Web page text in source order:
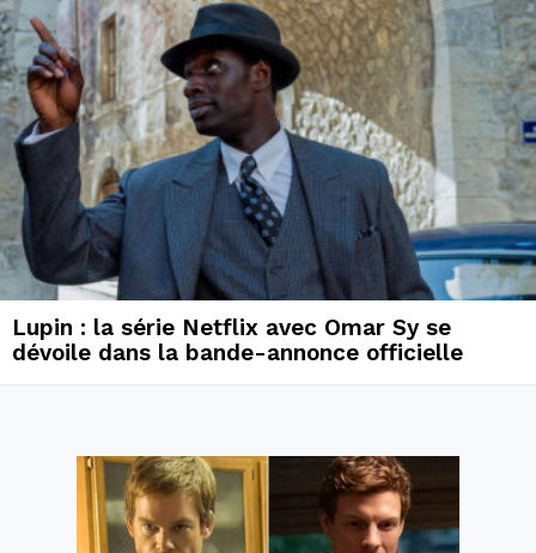
Lupin : la série Netflix avec Omar Sy se
dévoile dans la bande-annonce officielle